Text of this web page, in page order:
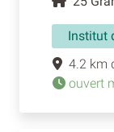
Institut
4.2 km
ouvert